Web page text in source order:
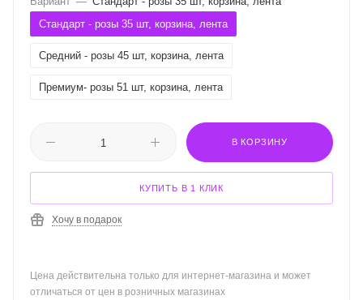
Стандарт - розы 35 шт, корзина, лента
Средний - розы 45 шт, корзина, лента
Премиум- розы 51 шт, корзина, лента
В КОРЗИНУ
КУПИТЬ В 1 КЛИК
Хочу в подарок
Цена действительна только для интернет-магазина и может
отличаться от цен в розничных магазинах